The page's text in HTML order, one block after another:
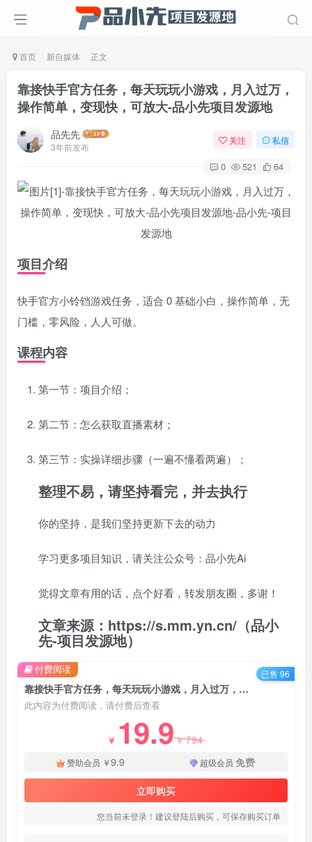
首页 新自媒体 正文
靠接快手官方任务，每天玩玩小游戏，月入过万，
操作简单，变现快，可放大-品小先项目发源地
品先先
3年前发布
关注 私信
0 521 64
项目介绍
快手官方小铃铛游戏任务，适合 0 基础小白，操作简单，无
门槛，零风险，人人可做。
课程内容
第一节： 项目介绍 ；
第二节： 怎么获取直播素材 ；
第三节：实操详细步骤（一遍不懂看两遍）；
整理不易，请坚持看完，并去执行
你的坚持，是我们坚持更新下去的动力
学习更多项目知识，请关注公众号：品小先Ai
觉得文章有用的话，点个好看，转发朋友圈，多谢！
文章来源：https://s.mm.yn.cn/（品小
先-项目发源地）
靠接快手官方任务，每天玩玩小游戏，月入过万，操作简单，变现快，可放大 - 资源之家
此内容为付费阅读，请付费后查看
￥ 19.9￥794
赞助会员 ￥9.9 超级会员 免费
立即购买
您当前未登录！建议登陆后购买，可保存购买订单
付费阅读 已售 96